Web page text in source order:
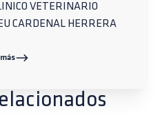
VETERINARIO
CARDENAL HERRERA